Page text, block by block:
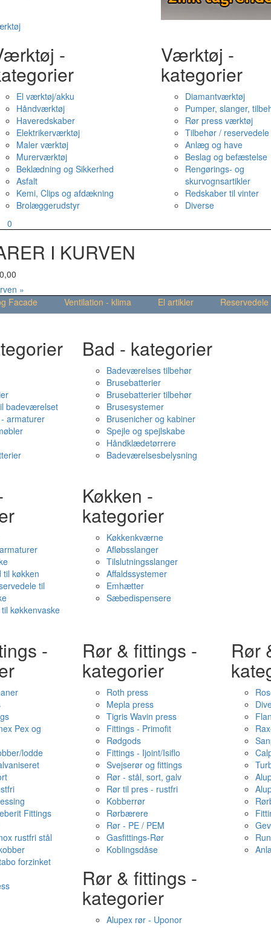
-
El værktøj/akku
Håndværktøj
Haveredskaber
Elektrikerværktøj
Maler værktøj
Murerværktøj
Beklædning og Sikkerhed
Asfalt
Kemi, Clips og afdækning
Brolæggerudstyr
Værktøj -
kategorier
Diamantværktøj
Pumper, slanger,
Rør press værktøj
Tilbehør / reservedele
Anlæg og have
Beslag og befæstelse
Rengørings- og
skurvognsartikler
Redskaber til vinter
Diverse
0
I KURVEN
0,00
»
Facade Ventilation - klima El artikler
Reservedele
badeværelset
armaturer
Bad - kategorier
Badeværelses tilbehør
Brusebatterier
Brusebatterier tilbehør
Brusesystemer
Brusenicher og kabiner
Spejle og spejlskabe
Håndklædetørrere
Badeværelsesbelysning
til køkken
til
køkkenvaske
Køkken -
kategorier
Køkkenkværne
Afløbsslanger
Tilslutningsslanger
Affaldssystemer
Emhætter
Sæbedispensere
-
Pex og
lodde
Fittings
rustfri stål
forzinket
Rør & fittings -
kategorier
Roth press
Mepla press
Tigris Wavin press
Fittings - Primofit
Rødgods
Fittings - Ijoint/Isiflo
Svejserør og fittings
Rør - stål, sort, galv
Rør til pres - rustfri
Kobberrør
Rørbærere
Rør - PE / PEM
Gasfittings-Rør
Koblingsdåse
Rør
Rør & fittings -
kategorier
Alupex rør - Uponor